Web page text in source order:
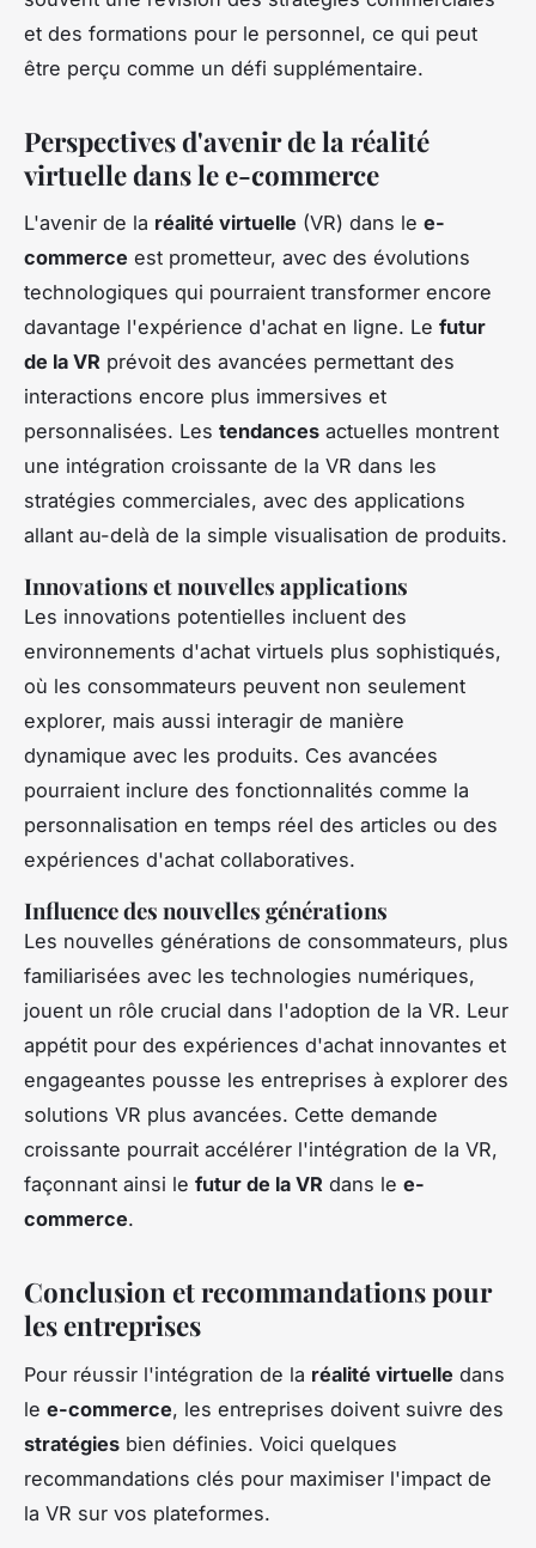
et des formations pour le personnel, ce qui peut
être perçu comme un défi supplémentaire.
Perspectives d'avenir de la réalité
virtuelle dans le e-commerce
L'avenir de la réalité virtuelle (VR) dans le e-
commerce est prometteur, avec des évolutions
technologiques qui pourraient transformer encore
davantage l'expérience d'achat en ligne. Le futur
de la VR prévoit des avancées permettant des
interactions encore plus immersives et
personnalisées. Les tendances actuelles montrent
une intégration croissante de la VR dans les
stratégies commerciales, avec des applications
allant au-delà de la simple visualisation de produits.
Innovations et nouvelles applications
Les innovations potentielles incluent des
environnements d'achat virtuels plus sophistiqués,
où les consommateurs peuvent non seulement
explorer, mais aussi interagir de manière
dynamique avec les produits. Ces avancées
pourraient inclure des fonctionnalités comme la
personnalisation en temps réel des articles ou des
expériences d'achat collaboratives.
Influence des nouvelles générations
Les nouvelles générations de consommateurs, plus
familiarisées avec les technologies numériques,
jouent un rôle crucial dans l'adoption de la VR. Leur
appétit pour des expériences d'achat innovantes et
engageantes pousse les entreprises à explorer des
solutions VR plus avancées. Cette demande
croissante pourrait accélérer l'intégration de la VR,
façonnant ainsi le futur de la VR dans le e-
commerce.
Conclusion et recommandations pour
les entreprises
Pour réussir l'intégration de la réalité virtuelle dans
le e-commerce, les entreprises doivent suivre des
stratégies bien définies. Voici quelques
recommandations clés pour maximiser l'impact de
la VR sur vos plateformes.